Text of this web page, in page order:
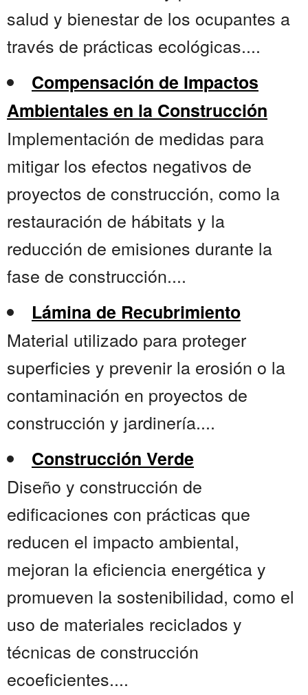
salud y bienestar de los ocupantes a
través de prácticas ecológicas....
Compensación de Impactos
Ambientales en la Construcción
Implementación de medidas para
mitigar los efectos negativos de
proyectos de construcción, como la
restauración de hábitats y la
reducción de emisiones durante la
fase de construcción....
Lámina de Recubrimiento
Material utilizado para proteger
superficies y prevenir la erosión o la
contaminación en proyectos de
construcción y jardinería....
Construcción Verde
Diseño y construcción de
edificaciones con prácticas que
reducen el impacto ambiental,
mejoran la eficiencia energética y
promueven la sostenibilidad, como el
uso de materiales reciclados y
técnicas de construcción
ecoeficientes....